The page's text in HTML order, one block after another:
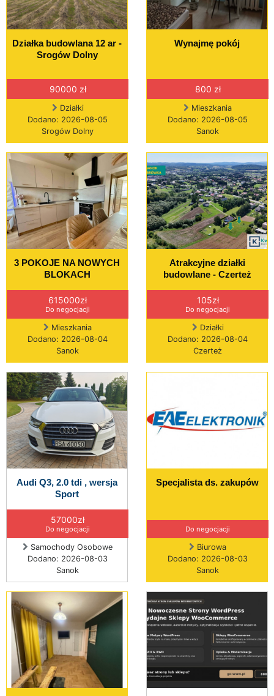
Działka budowlana 12 ar -
Srogów Dolny
90000 zł
Działki
Dodano: 2026-08-05
Srogów Dolny
Wynajmę pokój
800 zł
Mieszkania
Dodano: 2026-08-05
Sanok
3 POKOJE NA NOWYCH
BLOKACH
615000zł
Do negocjacji
Mieszkania
Dodano: 2026-08-04
Sanok
Atrakcyjne działki
budowlane - Czerteż
105zł
Do negocjacji
Działki
Dodano: 2026-08-04
Czerteż
Audi Q3, 2.0 tdi , wersja
Sport
57000zł
Do negocjacji
Samochody Osobowe
Dodano: 2026-08-03
Sanok
Specjalista ds. zakupów
Do negocjacji
Biurowa
Dodano: 2026-08-03
Sanok